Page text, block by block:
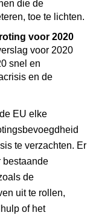
die de
toe te lichten.
voor 2020
voor 2020
snel en
en de
EU elke
te verzachten. Er
bestaande
de
uit te rollen,
of het